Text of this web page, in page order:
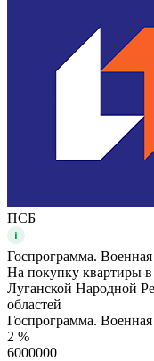
ПСБ
Госпрограмма.
На покупку квартиры
Луганской Народной
областей
Госпрограмма.
2 %
6000000